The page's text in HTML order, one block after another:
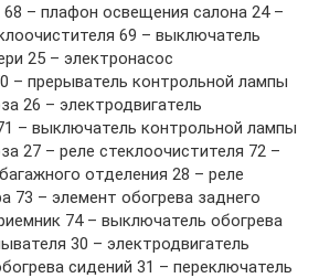
68 – плафон освещения салона 24 –
69 – выключатель
25 – электронасос
– прерыватель контрольной лампы
26 – электродвигатель
– выключатель контрольной лампы
27 – реле стеклоочистителя 72 –
отделения 28 – реле
73 – элемент обогрева заднего
74 – выключатель обогрева
30 – электродвигатель
сидений 31 – переключатель